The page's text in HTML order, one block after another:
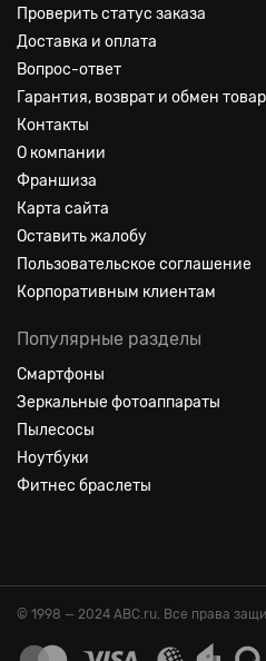
Проверить статус заказа
Доставка и оплата
Вопрос-ответ
Гарантия, возврат и обмен
Контакты
О компании
Франшиза
Карта сайта
Оставить жалобу
Пользовательское соглашение
Корпоративным клиентам
Популярные разделы
Смартфоны
Зеркальные фотоаппараты
Пылесосы
Ноутбуки
Фитнес браслеты
© 1998 — 2024 ABC.ru. Все права